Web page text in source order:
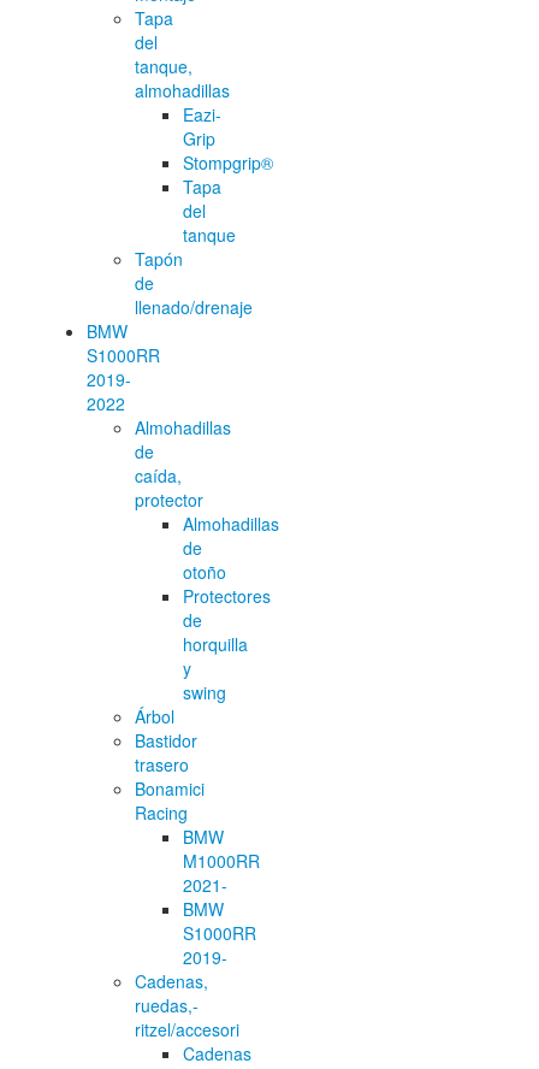
Tapa
del
tanque,
almohadillas
Eazi-
Grip
Stompgrip®
Tapa
del
tanque
Tapón
de
llenado/drenaje
BMW
S1000RR
2019-
2022
Almohadillas
de
caída,
protector
Almohadillas
de
otoño
Protectores
de
horquilla
y
swing
Árbol
Bastidor
trasero
Bonamici
Racing
BMW
M1000RR
2021-
BMW
S1000RR
2019-
Cadenas,
ruedas,-
ritzel/accesori
Cadenas